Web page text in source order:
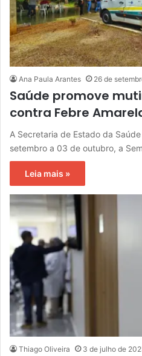
Ana Paula Arantes 26 de
Saúde promove
contra Febre
A Secretaria de Estado da
setembro a 03 de outubro, a
Leia mais »
Thiago Oliveira 3 de julho de